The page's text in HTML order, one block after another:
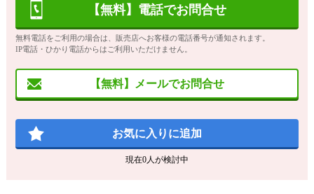
【無料】電話でお問合せ
無料電話をご利用の場合は、販売店へお客様の電話番号が通知されます。
IP電話・ひかり電話からはご利用いただけません。
【無料】メールでお問合せ
お気に入りに追加
現在0人が検討中